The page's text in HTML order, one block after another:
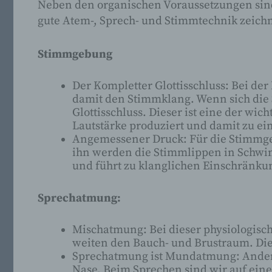
Neben den organischen Voraussetzungen
gute Atem-, Sprech- und Stimmtechnik
Stimmgebung
Der Kompletter Glottisschluss: Bei
damit den Stimmklang. Wenn sich
Glottisschluss. Dieser ist eine der
Lautstärke produziert und damit zu
Angemessener Druck: Für die
ihn werden die Stimmlippen in
und führt zu klanglichen
Sprechatmung:
Mischatmung: Bei dieser
weiten den Bauch- und Brustraum.
Sprechatmung ist Mundatmung: